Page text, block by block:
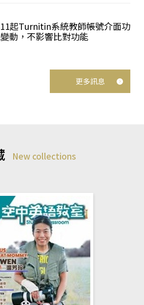
起Turnitin系統教師帳號介面功
動，不影響比對功能
更多訊息
New collections